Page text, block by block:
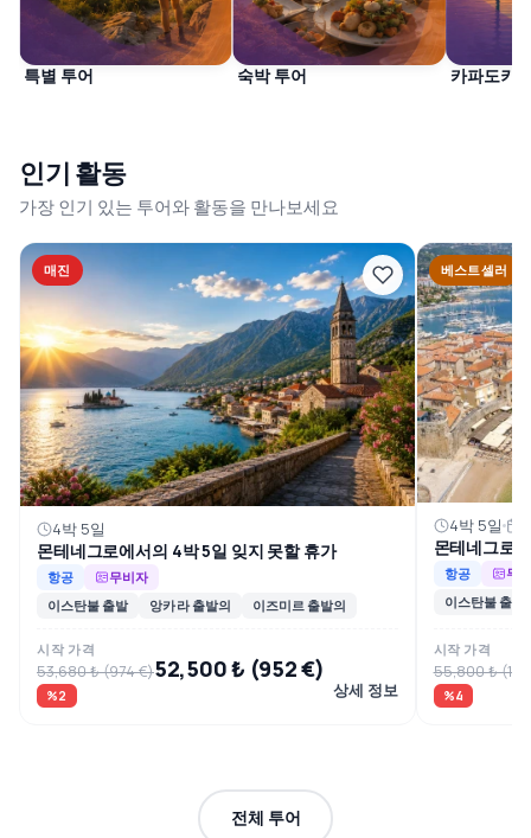
특별 투어 숙박 투어 카파도키
인기 활동
가장 인기 있는 투어와 활동을 만나보세요
매진
4박 5일
몬테네그로에서의 4박 5일 잊지 못할 휴가
항공
무비자
이스탄불 출발
앙카라 출발의 이즈미르 출발의
시작 가격
53,680 ₺ (974 €)52,500 ₺ (952 €)
%2 상세 정보
베스트셀러
4박 5일
몬테네그로
항공
무
이스탄불 출발
시작 가격
55,800 ₺
%4
전체 투어